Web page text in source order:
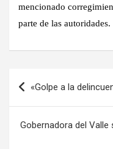
mencionado
parte de las autoridades.
«Golpe a la
Gobernadora del